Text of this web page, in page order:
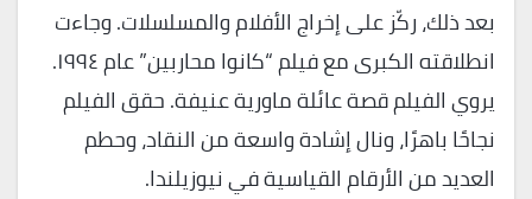
بعد ذلك، ركّز على إخراج الأفلام والمسلسلات. وجاءت
انطلاقته الكبرى مع فيلم “كانوا محاربين” عام ١٩٩٤.
يروي الفيلم قصة عائلة ماورية عنيفة. حقق الفيلم
نجاحًا باهرًا، ونال إشادة واسعة من النقاد، وحطم
العديد من الأرقام القياسية في نيوزيلندا.